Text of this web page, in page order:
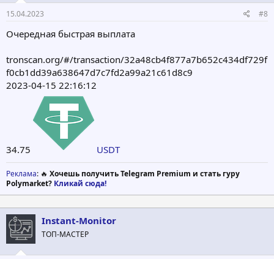
15.04.2023 #8
Очередная быстрая выплата
tronscan.org/#/transaction/32a48cb4f877a7b652c434df729f
f0cb1dd39a638647d7c7fd2a99a21c61d8c9
2023-04-15 22:16:12
34.75 USDT
Реклама: 🔥 Хочешь получить Telegram Premium и стать гуру
Polymarket? Кликай сюда!
Instant-Monitor
ТОП-МАСТЕР